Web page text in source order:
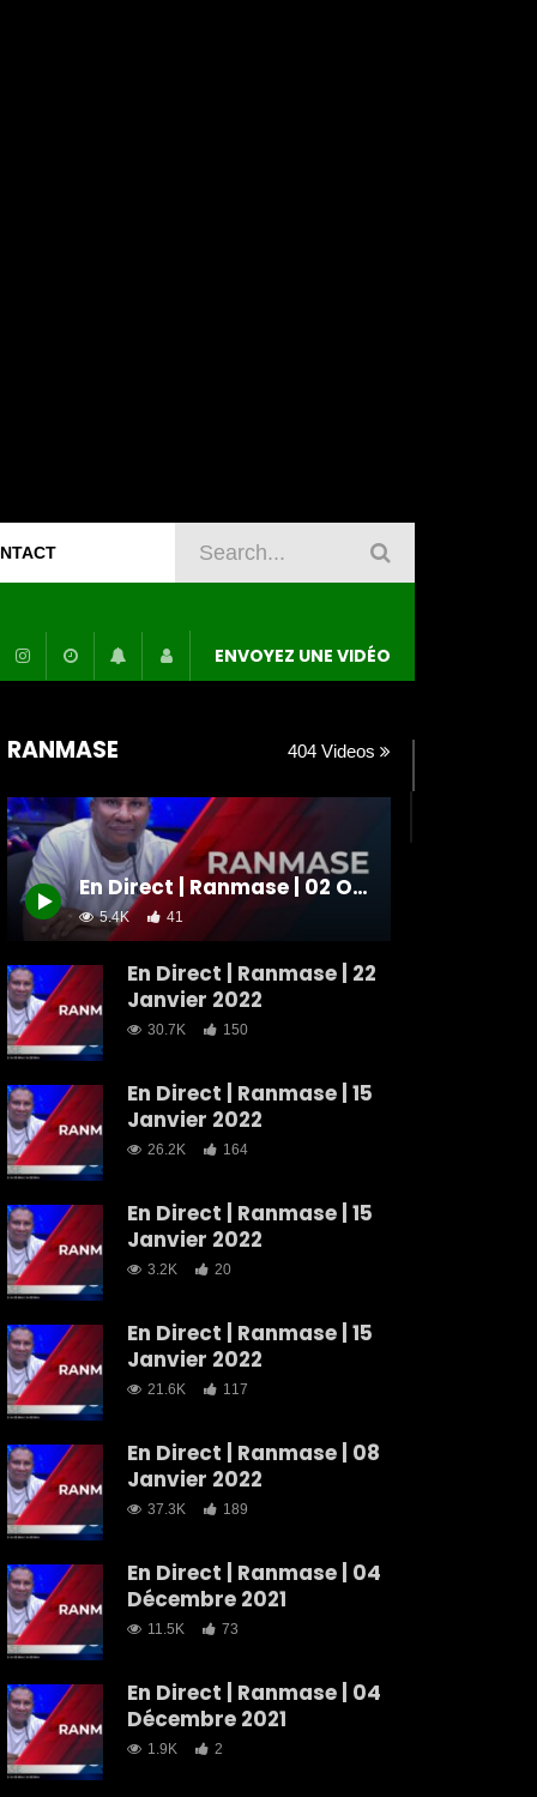
ENVOYEZ UNE VIDÉO
RANMASE 404 Videos
En Direct | Ranmase | 02 Octobre 2021
5.4K 41
En Direct | Ranmase | 22
Janvier 2022
30.7K 150
En Direct | Ranmase | 15
Janvier 2022
26.2K 164
En Direct | Ranmase | 15
Janvier 2022
3.2K 20
En Direct | Ranmase | 15
Janvier 2022
21.6K 117
En Direct | Ranmase | 08
Janvier 2022
37.3K 189
En Direct | Ranmase | 04
Décembre 2021
11.5K 73
En Direct | Ranmase | 04
Décembre 2021
1.9K 2